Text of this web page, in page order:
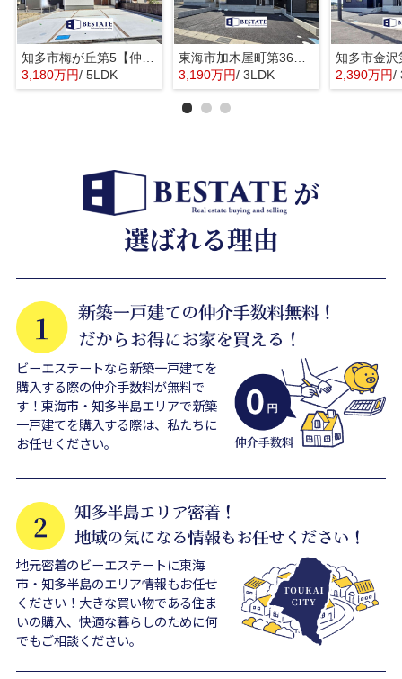
3,180万円/ 5LDK
3,190万円/ 3LDK 2,390万円/
ビーエステートなら新築一戸建てを
購入する際の仲介手数料が無料で
す！東海市・知多半島エリアで新築
一戸建てを購入する際は、私たちに
お任せください。
地元密着のビーエステートに東海
市・知多半島のエリア情報もお任せ
ください！大きな買い物である住ま
いの購入、快適な暮らしのために何
でもご相談ください。